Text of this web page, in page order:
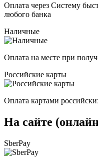
Оплата через Систему
любого банка
Наличные
Оплата на месте при
Российские карты
Оплата картами
На сайте
SberPay